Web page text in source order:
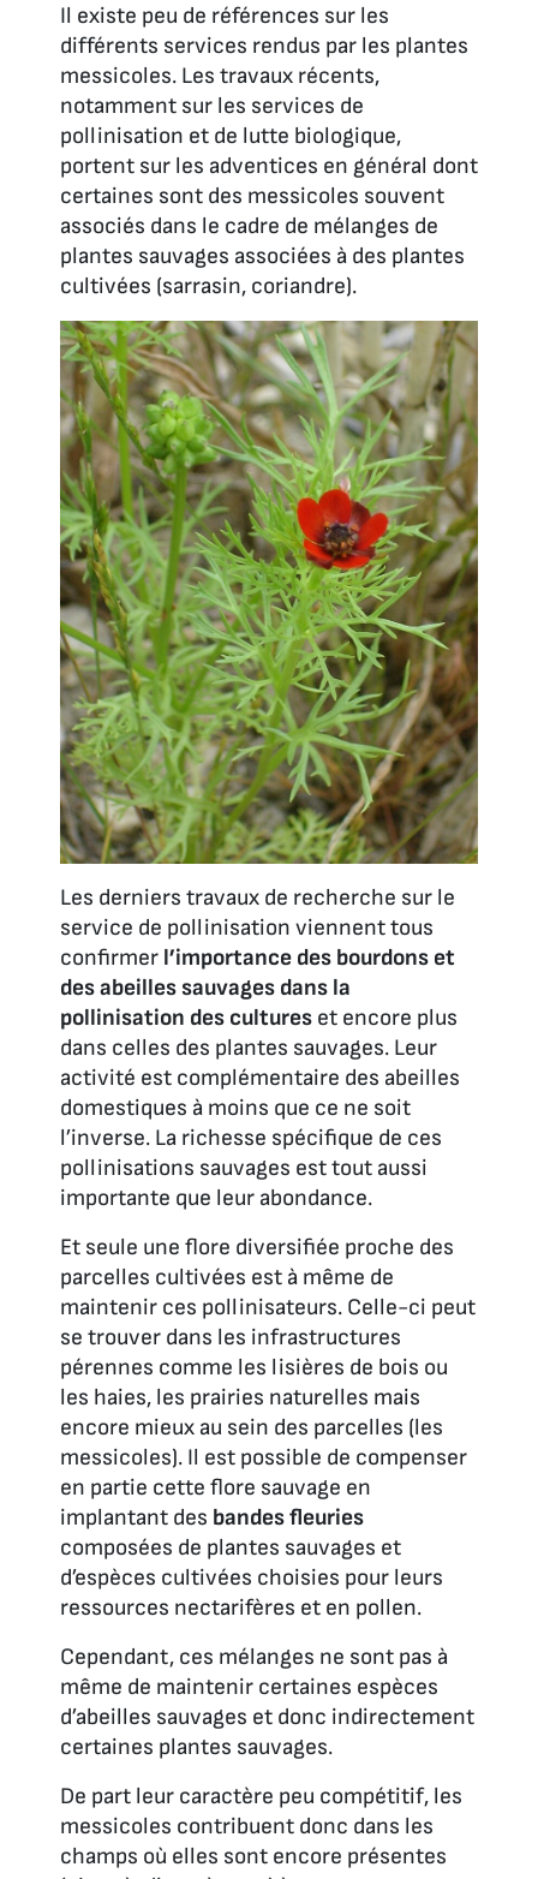
Il existe peu de références sur les
différents services rendus par les plantes
messicoles. Les travaux récents,
notamment sur les services de
pollinisation et de lutte biologique,
portent sur les adventices en général dont
certaines sont des messicoles souvent
associés dans le cadre de mélanges de
plantes sauvages associées à des plantes
cultivées (sarrasin, coriandre).
Les derniers travaux de recherche sur le
service de pollinisation viennent tous
confirmer l’importance des bourdons et
des abeilles sauvages dans la
pollinisation des cultures et encore plus
dans celles des plantes sauvages. Leur
activité est complémentaire des abeilles
domestiques à moins que ce ne soit
l’inverse. La richesse spécifique de ces
pollinisations sauvages est tout aussi
importante que leur abondance.
Et seule une flore diversifiée proche des
parcelles cultivées est à même de
maintenir ces pollinisateurs. Celle-ci peut
se trouver dans les infrastructures
pérennes comme les lisières de bois ou
les haies, les prairies naturelles mais
encore mieux au sein des parcelles (les
messicoles). Il est possible de compenser
en partie cette flore sauvage en
implantant des bandes fleuries
composées de plantes sauvages et
d’espèces cultivées choisies pour leurs
ressources nectarifères et en pollen.
Cependant, ces mélanges ne sont pas à
même de maintenir certaines espèces
d’abeilles sauvages et donc indirectement
certaines plantes sauvages.
De part leur caractère peu compétitif, les
messicoles contribuent donc dans les
champs où elles sont encore présentes